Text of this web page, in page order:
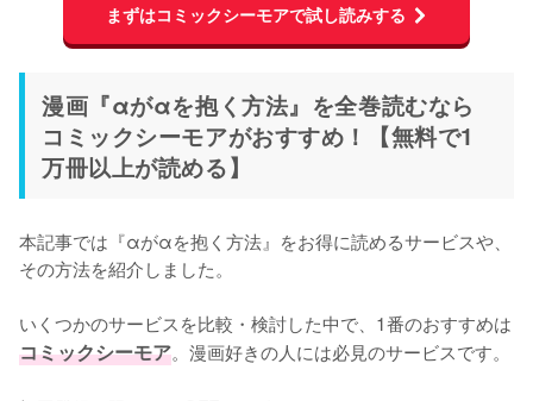
まずはコミックシーモアで試し読みする
漫画『αがαを抱く方法』を全巻読むなら
コミックシーモアがおすすめ！【無料で1
万冊以上が読める】
本記事では『αがαを抱く方法』をお得に読めるサービスや、
その方法を紹介しました。
いくつかのサービスを比較・検討した中で、1番のおすすめは
コミックシーモア。漫画好きの人には必見のサービスです。